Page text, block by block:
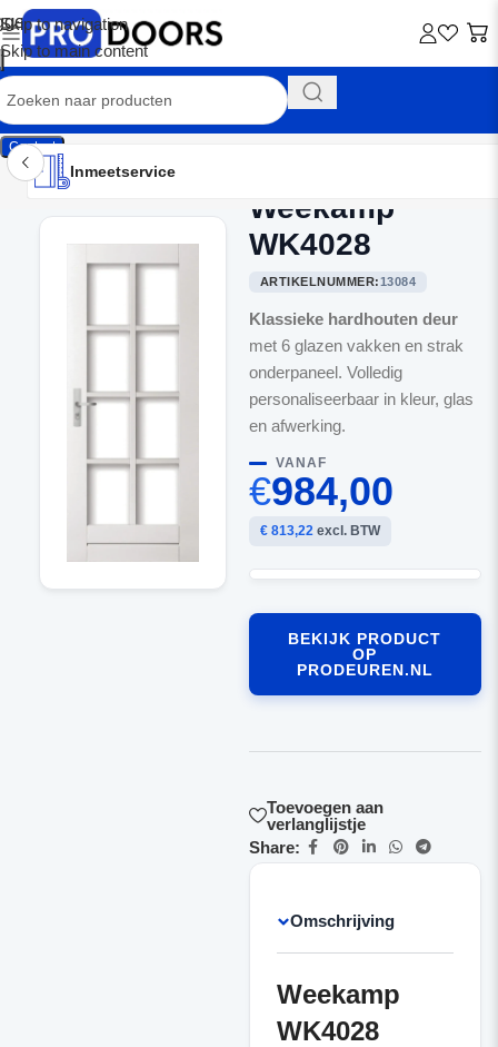
Skip to navigation
Skip to main content
Contact
Inmeetservice
Montageservice
Advies op maat
Showroom
Inmeetservice
Weekamp
WK4028
ARTIKELNUMMER:13084
Klassieke hardhouten deur
met 6 glazen vakken en strak
onderpaneel. Volledig
personaliseerbaar in kleur, glas
en afwerking.
VANAF
€984,00
€ 813,22excl. BTW
BEKIJK PRODUCT
OP
PRODEUREN.NL
Toevoegen aan
verlanglijstje
Share:
Omschrijving
Weekamp
WK4028